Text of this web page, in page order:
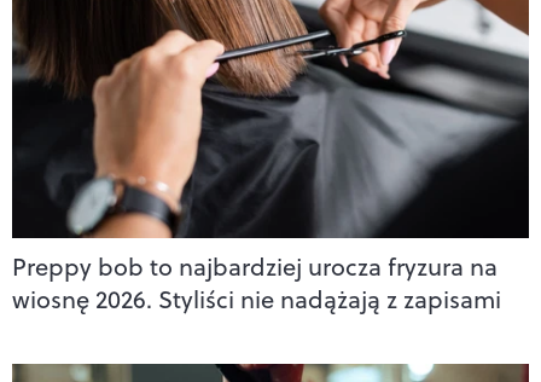
Preppy bob to najbardziej urocza fryzura na
wiosnę 2026. Styliści nie nadążają z zapisami